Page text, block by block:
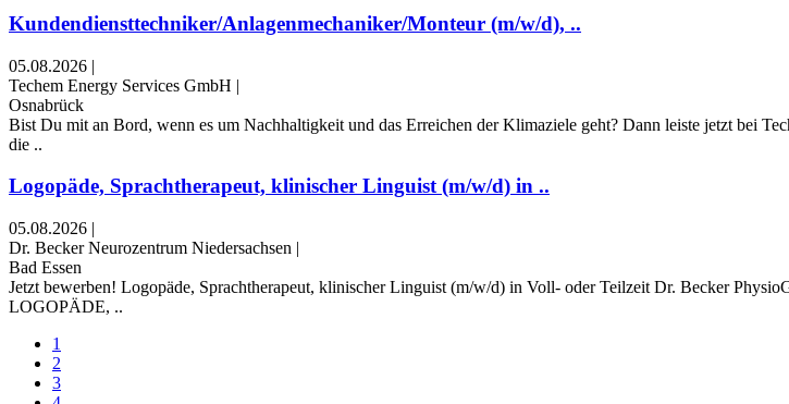
Kundendiensttechniker/Anlagenmechaniker/Monteur (m/w/d), ..
05.08.2026 |
Techem Energy Services GmbH |
Osnabrück
Bist Du mit an Bord, wenn es um Nachhaltigkeit und das Erreichen der Klimaziele geht? Dann leiste jetzt bei
die ..
Logopäde, Sprachtherapeut, klinischer Linguist (m/w/d) in ..
05.08.2026 |
Dr. Becker Neurozentrum Niedersachsen |
Bad Essen
Jetzt bewerben! Logopäde, Sprachtherapeut, klinischer Linguist (m/w/d) in Voll- oder Teilzeit Dr. Becker
LOGOPÄDE, ..
1
2
3